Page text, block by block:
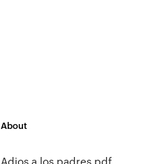
About
Adios a los padres pdf